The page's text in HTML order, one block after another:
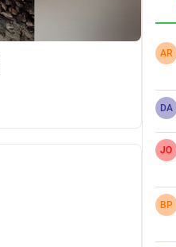
AR
DA
JO
BP